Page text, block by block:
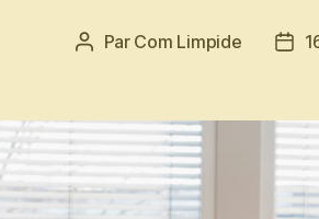
Auteur
Par Com Limpide